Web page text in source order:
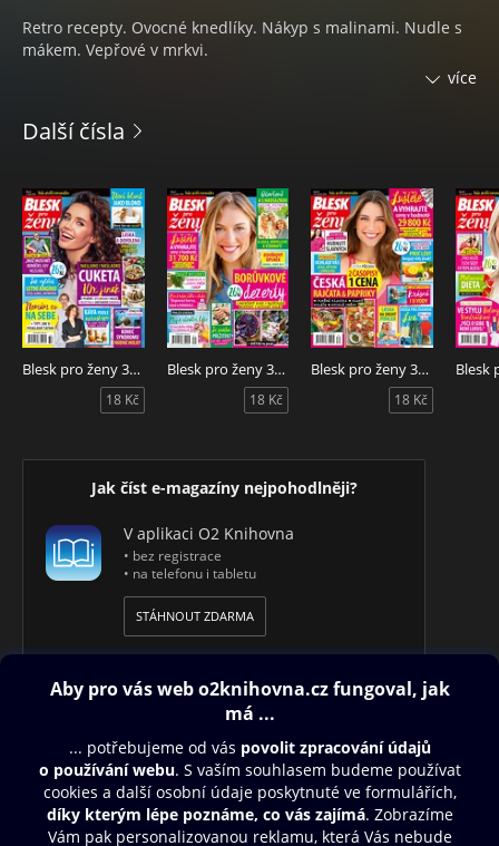
Retro recepty. Ovocné knedlíky. Nákyp s malinami. Nudle s
mákem. Vepřové v mrkvi.
Hubnutí s umělo inteligencí. Rady ano, jídelníček ne.
Kouzlo modrého úplňku. Krize, láska, nový dům?
Barbora Kodetová. Vrátila jsem se sama k sobě.
více
Další čísla
Blesk pro ženy 32/2026
18 Kč
Blesk pro ženy 31/2026
18 Kč
Blesk pro ženy 30/2026
18 Kč
Jak číst e-magazíny nejpohodlněji?
V aplikaci O2 Knihovna
• bez registrace
• na telefonu i tabletu
STÁHNOUT ZDARMA
Obsah ke stažení
Moje O2 Knihovna